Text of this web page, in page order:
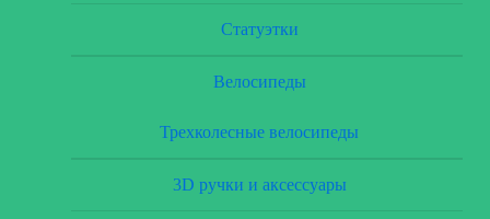
Статуэтки
Велосипеды
Трехколесные велосипеды
3D ручки и аксессуары